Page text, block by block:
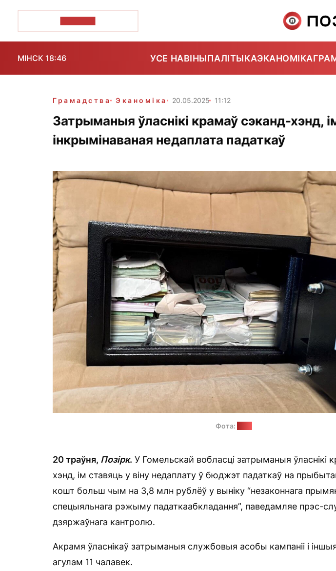
МІНСК 18:46 УСЕ НАВІНЫПАЛІТЫКАЭКАНОМІКА
Грамадства Эканоміка 20.05.2025 11:12
Затрыманыя ўласнікі крамаў сэканд-хэнд,
інкрымінаваная недаплата падаткаў
Фота:
20 траўня, Позірк. У Гомельскай вобласці затрыманыя ўласнікі
хэнд, ім ставяць у віну недаплату ў бюджэт падаткаў на
кошт больш чым на 3,8 млн рублёў у выніку “незаконнага
спецыяльнага рэжыму падаткаабкладання”, паведамляе прэс-
дзяржаўнага кантролю.
Акрамя ўласнікаў затрыманыя службовыя асобы кампаніі і
агулам 11 чалавек.